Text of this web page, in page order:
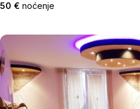
50 € noćenje